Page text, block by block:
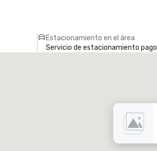
Estacionamiento en el área
Servicio de estacionamiento pago